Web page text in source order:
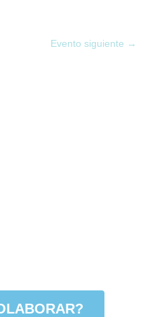
Evento siguiente →